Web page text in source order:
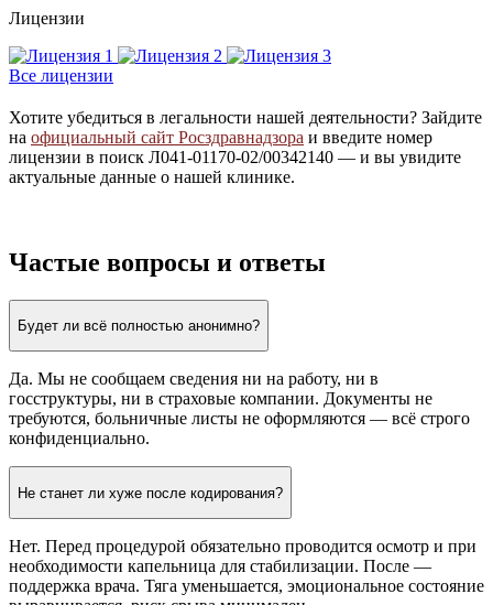
Лицензии
Все лицензии
Хотите убедиться в легальности нашей деятельности? Зайдите
на официальный сайт Росздравнадзора и введите номер
лицензии в поиск Л041-01170-02/00342140 — и вы увидите
актуальные данные о нашей клинике.
Частые вопросы и ответы
Будет ли всё полностью анонимно?
Да. Мы не сообщаем сведения ни на работу, ни в
госструктуры, ни в страховые компании. Документы не
требуются, больничные листы не оформляются — всё строго
конфиденциально.
Не станет ли хуже после кодирования?
Нет. Перед процедурой обязательно проводится осмотр и при
необходимости капельница для стабилизации. После —
поддержка врача. Тяга уменьшается, эмоциональное состояние